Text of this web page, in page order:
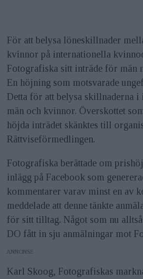
För att belysa löneskillnader
kvinnor på internationella
Fotografiska sitt inträde för män
En höjning som motsvarade
Detta för att belysa skillnaderna i
män och kvinnor. Överskottet
höjda inträdet skänktes till
Rättviseförmedlingen.
Fotografiska berättade om
inlägg på Facebook som
kommentarer varav minst en av
meddelade att denne tänkte
för sitt tilltag. Något som nu
DO fått in sju anmälningar mot
ANNONS
Karl Skoog, Fotografiskas